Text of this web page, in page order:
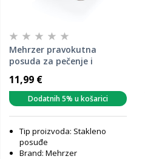
Mehrzer pravokutna
posuda za pečenje i
LOCK, 2150 ml
11,99 €
Dodatnih 5% u košarici
Tip proizvoda: Stakleno
posuđe
Brand: Mehrzer